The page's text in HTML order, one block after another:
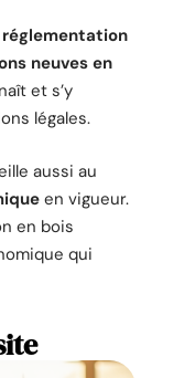
réglementation
neuves en
et s’y
légales.
aussi au
en vigueur.
en bois
qui